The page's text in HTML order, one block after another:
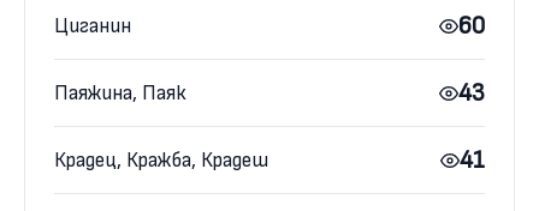
Циганин 60
Паяжина, Паяк 43
Крадец, Кражба, Крадеш 41